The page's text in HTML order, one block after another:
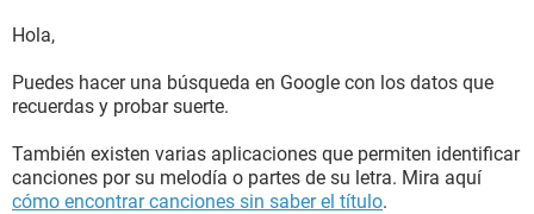
Hola,
Puedes hacer una búsqueda en Google con los datos que
recuerdas y probar suerte.
También existen varias aplicaciones que permiten identificar
canciones por su melodía o partes de su letra. Mira aquí
cómo encontrar canciones sin saber el título.